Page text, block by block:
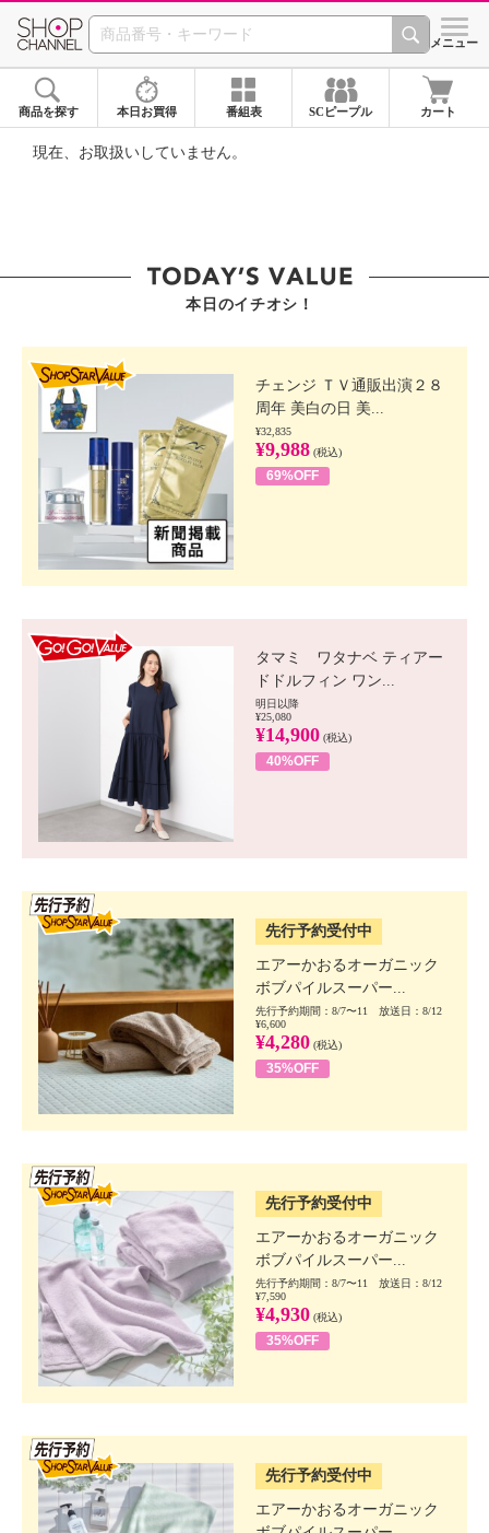
SHOP CHANNEL ショッ
メニュー
商品を探す 本日お買得 番組表 SCピープル カート
現在、お取扱いしていません。
本日のイチオシ！
チェンジ ＴＶ通販出演２８
周年 美白の日 美...
¥32,835
¥9,988 (税込)
69%OFF
タマミ ワタナベ ティアー
ドドルフィン ワン...
明日以降
¥25,080
¥14,900 (税込)
40%OFF
先行予約受付中
エアーかおるオーガニック
ボブパイルスーパー...
先行予約期間：8/7〜11 放送日：8/12
¥6,600
¥4,280 (税込)
35%OFF
先行予約受付中
エアーかおるオーガニック
ボブパイルスーパー...
先行予約期間：8/7〜11 放送日：8/12
¥7,590
¥4,930 (税込)
35%OFF
先行予約受付中
エアーかおるオーガニック